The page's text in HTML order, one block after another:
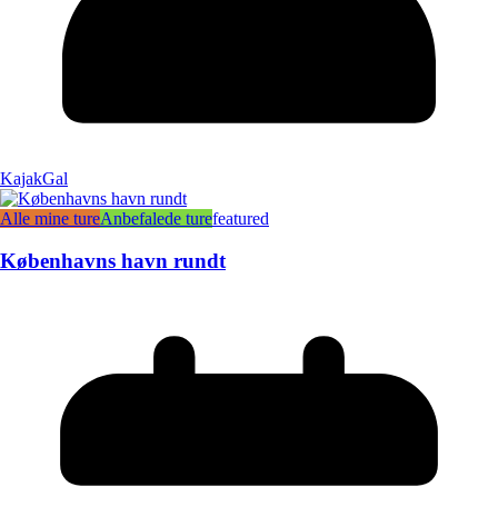
KajakGal
Alle mine tureAnbefalede turefeatured
Københavns havn rundt